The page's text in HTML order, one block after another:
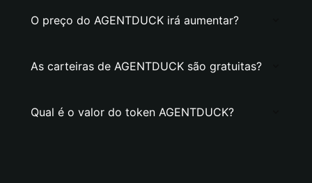
O preço do AGENTDUCK irá aumentar?
As carteiras de AGENTDUCK são gratuitas?
Qual é o valor do token AGENTDUCK?